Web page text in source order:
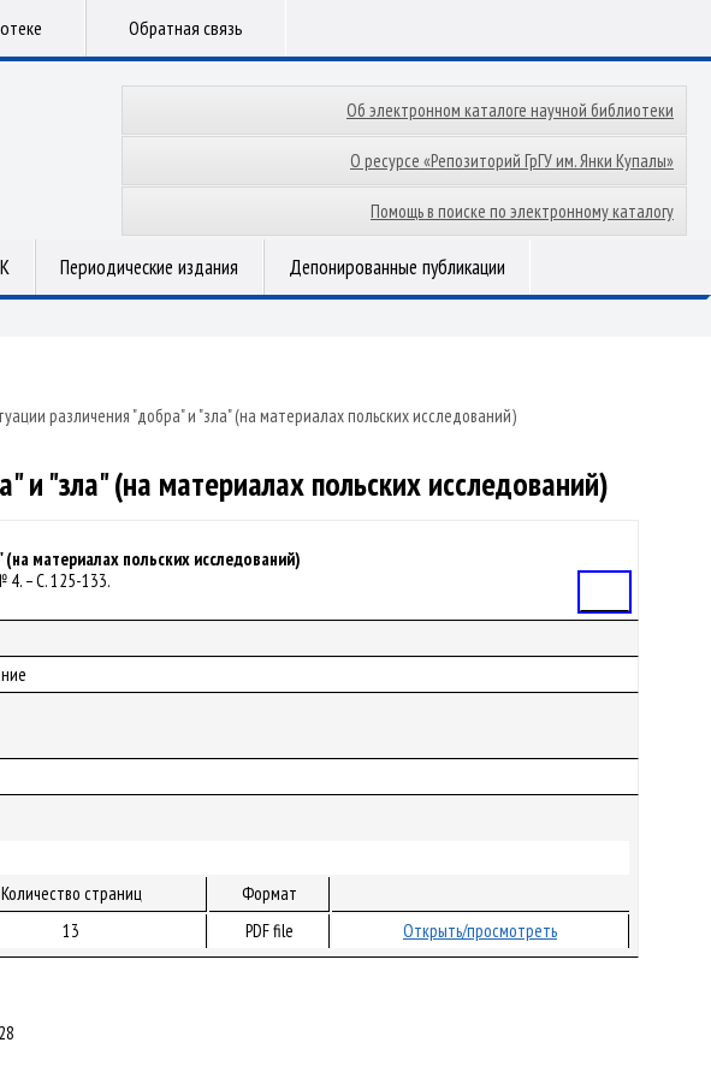
Обратная связь
Об электронном каталоге научной библиотеки
О ресурсе «Репозиторий ГрГУ им. Янки Купалы»
Помощь в поиске по электронному каталогу
Периодические издания Депонированные публикации
различения "добра" и "зла" (на материалах польских исследований)
и "зла" (на материалах польских исследований)
материалах польских исследований)
4. – С. 125-133.
Количество страниц
Формат
13 PDF file Открыть/просмотреть